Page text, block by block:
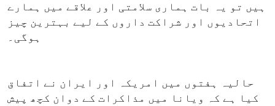
ہیں تو یہ بات ہماری سلامتی اور علاقے میں ہمارے
اتحادیوں اور شراکت داروں کے لیے بہترین چیز
ہوگی۔
حالیہ ہفتوں میں امریکہ اور ایران نے اتفاق
کیا ہے کہ ویانا میں مذاکرات کے دوان کچھ پیش